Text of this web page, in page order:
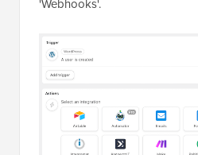
'Webhooks'.